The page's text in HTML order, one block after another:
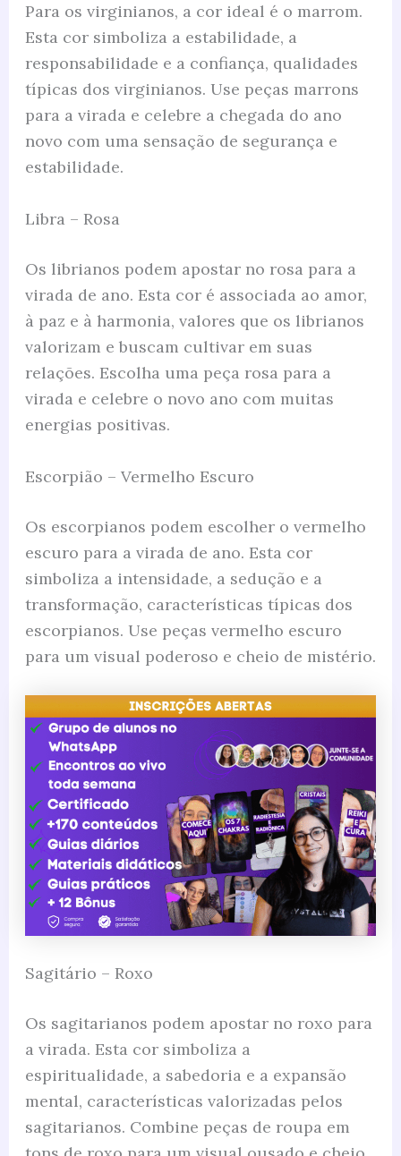
Para os virginianos, a cor ideal é o marrom.
Esta cor simboliza a estabilidade, a
responsabilidade e a confiança, qualidades
típicas dos virginianos. Use peças marrons
para a virada e celebre a chegada do ano
novo com uma sensação de segurança e
estabilidade.
Libra – Rosa
Os librianos podem apostar no rosa para a
virada de ano. Esta cor é associada ao amor,
à paz e à harmonia, valores que os librianos
valorizam e buscam cultivar em suas
relações. Escolha uma peça rosa para a
virada e celebre o novo ano com muitas
energias positivas.
Escorpião – Vermelho Escuro
Os escorpianos podem escolher o vermelho
escuro para a virada de ano. Esta cor
simboliza a intensidade, a sedução e a
transformação, características típicas dos
escorpianos. Use peças vermelho escuro
para um visual poderoso e cheio de mistério.
Sagitário – Roxo
Os sagitarianos podem apostar no roxo para
a virada. Esta cor simboliza a
espiritualidade, a sabedoria e a expansão
mental, características valorizadas pelos
sagitarianos. Combine peças de roupa em